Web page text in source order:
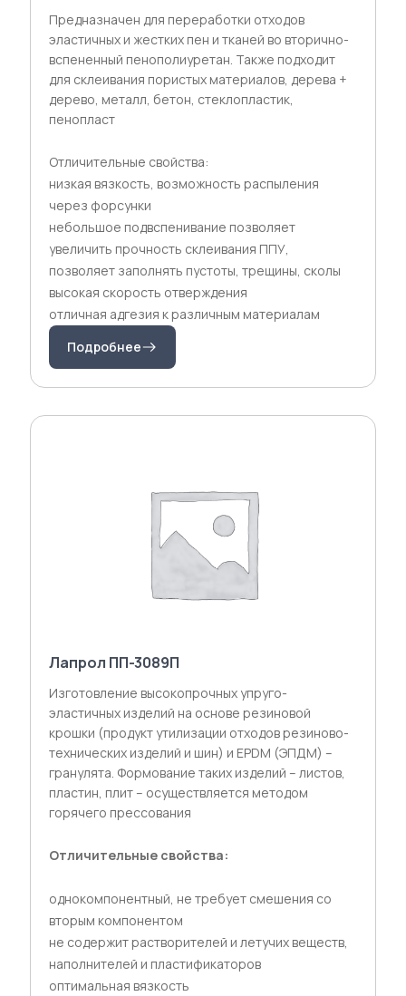
Предназначен для переработки отходов
эластичных и жестких пен и тканей во вторично-
вспененный пенополиуретан. Также подходит
для склеивания пористых материалов, дерева +
дерево, металл, бетон, стеклопластик,
пенопласт
Отличительные свойства:
низкая вязкость, возможность распыления
через форсунки
небольшое подвспенивание позволяет
увеличить прочность склеивания ППУ,
позволяет заполнять пустоты, трещины, сколы
высокая скорость отверждения
отличная адгезия к различным материалам
Подробнее
Лапрол ПП-3089П
Изготовление высокопрочных упруго-
эластичных изделий на основе резиновой
крошки (продукт утилизации отходов резиново-
технических изделий и шин) и ЕРDМ (ЭПДМ) –
гранулята. Формование таких изделий – листов,
пластин, плит – осуществляется методом
горячего прессования
Отличительные свойства:
однокомпонентный, не требует смешения со
вторым компонентом
не содержит растворителей и летучих веществ,
наполнителей и пластификаторов
оптимальная вязкость